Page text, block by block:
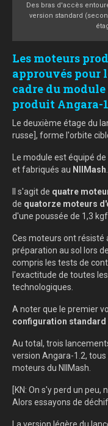
Des bras d'accès
version standard
Les moteurs
approuvés pour
cadre du
produit Angara-
Le deuxième étage du
russe], forme l'orbite
Le module est équipé
et fabriqués au NIIMash
Il s'agit de quatre
de quatorze moteurs
d'une poussée de 1,3 kgf
Ces moteurs ont résisté
préparation au sol lors
compris les tests de
l'exactitude de toutes
technologiques.
A noter que le premier
configuration standard
Au total, trois
version Angara-1.2,
moteurs du NIIMash.
[KN: On s'y perd un peu,
Alors essayons de
La version légère du